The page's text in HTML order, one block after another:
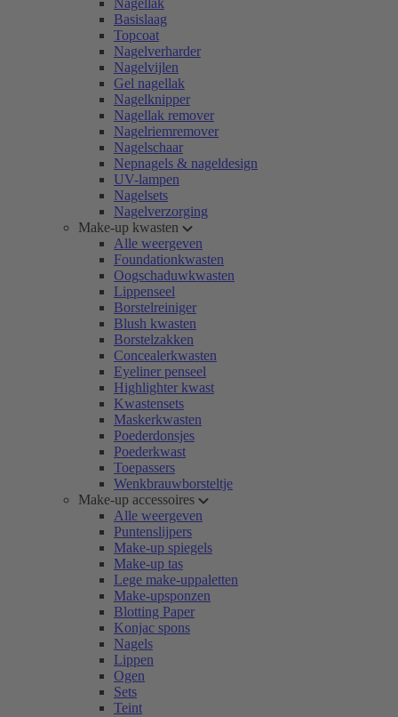
Nagellak
Basislaag
Topcoat
Nagelverharder
Nagelvijlen
Gel nagellak
Nagelknipper
Nagellak remover
Nagelriemremover
Nagelschaar
Nepnagels & nageldesign
UV-lampen
Nagelsets
Nagelverzorging
Make-up kwasten
Alle weergeven
Foundationkwasten
Oogschaduwkwasten
Lippenseel
Borstelreiniger
Blush kwasten
Borstelzakken
Concealerkwasten
Eyeliner penseel
Highlighter kwast
Kwastensets
Maskerkwasten
Poederdonsjes
Poederkwast
Toepassers
Wenkbrauwborsteltje
Make-up accessoires
Alle weergeven
Puntenslijpers
Make-up spiegels
Make-up tas
Lege make-uppaletten
Make-upsponzen
Blotting Paper
Konjac spons
Nagels
Lippen
Ogen
Sets
Teint